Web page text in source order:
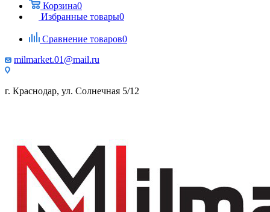
Корзина0
Избранные товары0
Сравнение товаров0
milmarket.01@mail.ru
г. Краснодар, ул. Солнечная 5/12